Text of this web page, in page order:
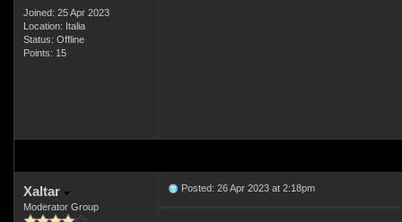
Joined: 25 Apr 2023
Location: Italia
Status: Offline
Points: 15
Xaltar
Moderator Group
Posted: 26 Apr 2023 at 2:18pm